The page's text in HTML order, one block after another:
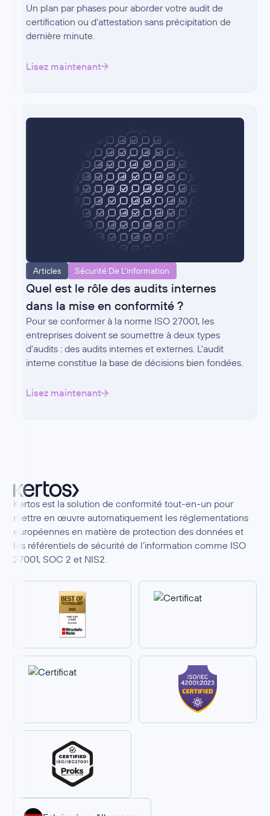
Un plan par phases pour aborder votre audit de
certification ou d'attestation sans précipitation de
dernière minute.
Lisez maintenant
Articles Sécurité De L'information
Quel est le rôle des audits internes
dans la mise en conformité ?
Pour se conformer à la norme ISO 27001, les
entreprises doivent se soumettre à deux types
d'audits : des audits internes et externes. L'audit
interne constitue la base de décisions bien fondées.
Lisez maintenant
Kertos est la solution de conformité tout-en-un pour
mettre en œuvre automatiquement les réglementations
européennes en matière de protection des données et
les référentiels de sécurité de l’information comme ISO
27001, SOC 2 et NIS2.